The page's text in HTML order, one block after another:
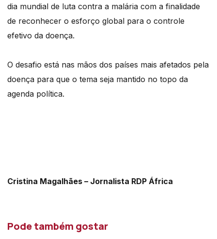
dia mundial de luta contra a malária com a finalidade
de reconhecer o esforço global para o controle
efetivo da doença.
O desafio está nas mãos dos países mais afetados pela
doença para que o tema seja mantido no topo da
agenda política.
Cristina Magalhães – Jornalista RDP África
Pode também gostar